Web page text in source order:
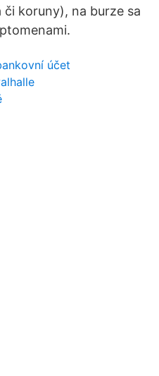
či koruny), na burze sa
účet